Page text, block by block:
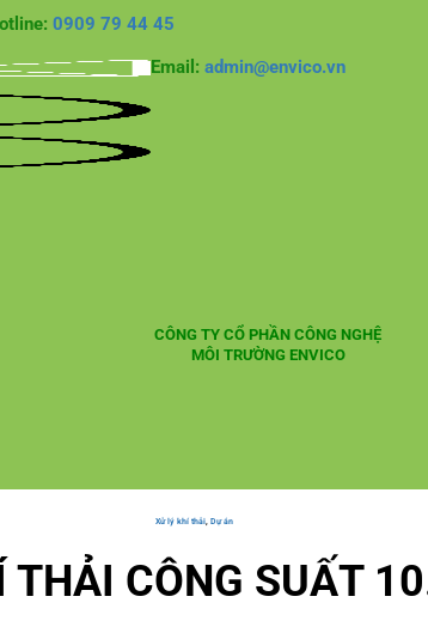
0909 79 44 45
Email: admin@envico.vn
CÔNG TY CỔ PHẦN CÔNG NGHỆ
MÔI TRƯỜNG ENVICO
Xử lý khí thải, Dự án
THẢI CÔNG SUẤT